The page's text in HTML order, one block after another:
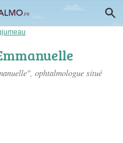
ophtalmologue situé